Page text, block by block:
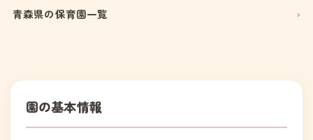
青森県の保育園一覧
園の基本情報